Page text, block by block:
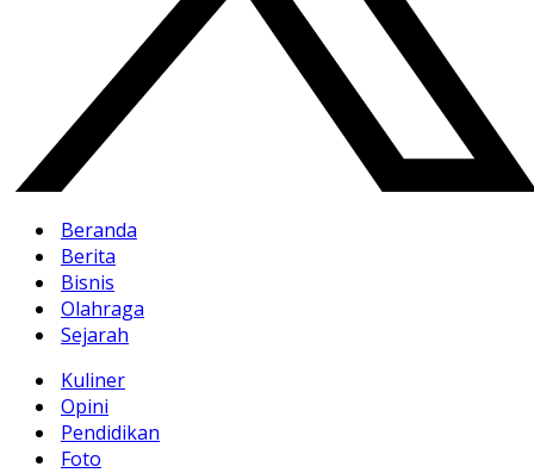
Beranda
Berita
Bisnis
Olahraga
Sejarah
Kuliner
Opini
Pendidikan
Foto